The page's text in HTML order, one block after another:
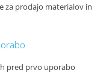
za prodajo materialov in
pred prvo uporabo